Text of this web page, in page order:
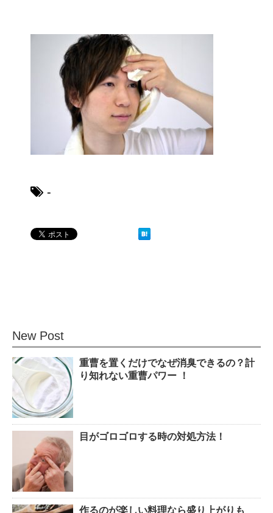
余ったシチューやカレーの保存
方法とリメイク料理！
男だって自分で作る楽しい料
果的なのか？！
色々な作業に音楽を聴いて集中
する方法！
猫と死別。悲しくても最後の挨
-
New Post
重曹を置くだけでなぜ消臭できるの？計
り知れない重曹パワー ！
目がゴロゴロする時の対処方法！
作るのが楽しい料理なら盛り上がりも